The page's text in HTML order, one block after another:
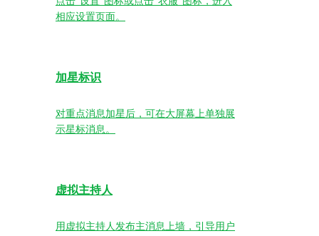
相应设置页面。
加星标识
对重点消息加星后，可在大屏幕上单独展
示星标消息。
虚拟主持人
用虚拟主持人发布主消息上墙，引导用户